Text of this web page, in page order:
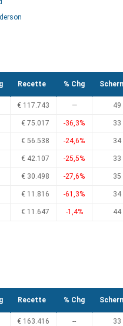
Recette % Chg
€ 117.743 — 49
€ 75.017 -36,3% 33
€ 56.538 -24,6% 34
€ 42.107 -25,5% 33
€ 30.498 -27,6% 35
€ 11.816 -61,3% 34
€ 11.647 -1,4% 44
Recette % Chg
€ 163.416 -- 33